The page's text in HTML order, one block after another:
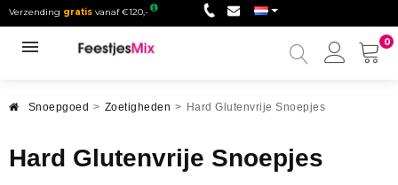
Verzending gratis vanaf €120,-
0
Mijn
Snoepgoed > Zoetigheden > Hard Glutenvrije Snoepjes
Hard Glutenvrije Snoepjes